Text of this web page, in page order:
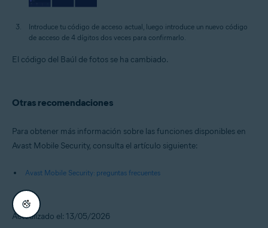
Introduce tu código de acceso actual, luego introduce un nuevo código
de acceso de 4 dígitos dos veces para confirmarlo.
El código del Baúl de fotos se ha cambiado.
Otras recomendaciones
Para obtener más información sobre las funciones disponibles en
Avast Mobile Security, consulta el artículo siguiente:
Avast Mobile Security: preguntas frecuentes
Actualizado el: 13/05/2026